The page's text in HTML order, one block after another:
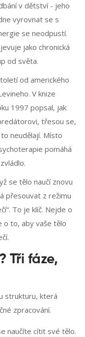
v dětství - jeho
vyrovnat se s
se neodpustí.
jako chronická
od světa.
od amerického
V knize
1997 popsal, jak
třesou se,
neudělají. Místo
pomáhá
se tělo naučí znovu
přesouvat z režimu
To je klíč. Nejde o
o to, aby vaše tělo
Tři fáze,
strukturu, která
zpracování.
naučíte cítit své tělo.